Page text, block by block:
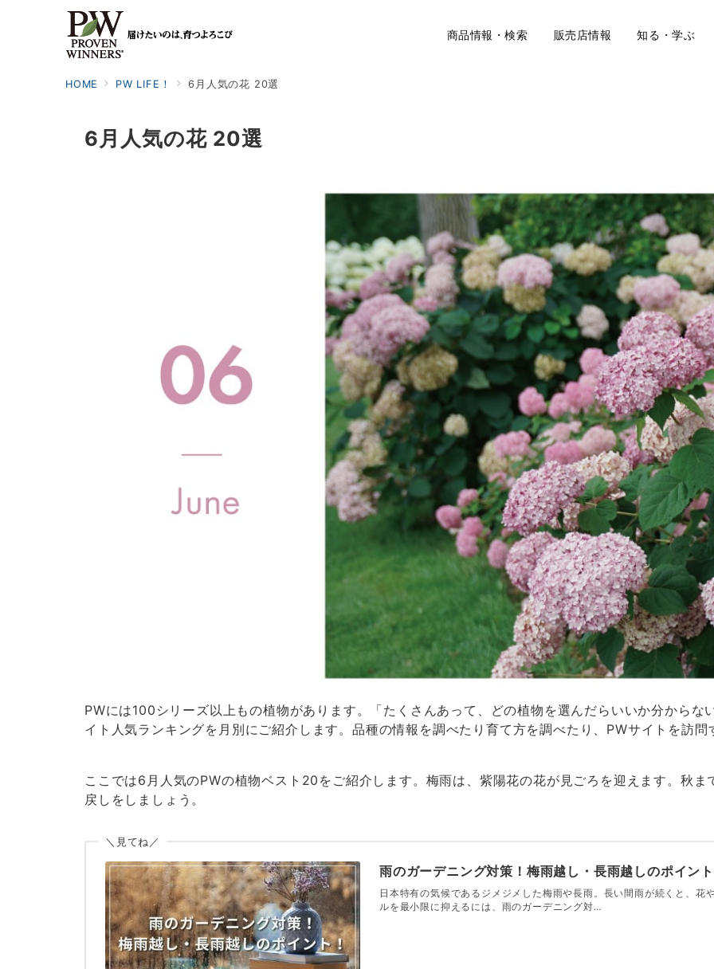
商品情報・検索 販売店情報 知る・学ぶ
HOME PW LIFE！ 6月人気の花 20選
6月人気の花 20選
PWには100シリーズ以上もの植物があります。「たくさんあって、どの植物を選んだらいいか分から
イト人気ランキングを月別にご紹介します。品種の情報を調べたり育て方を調べたり、PWサイトを訪
ここでは6月人気のPWの植物ベスト20をご紹介します。梅雨は、紫陽花の花が見ごろを迎えます。秋
戻しをしましょう。
＼見てね／
雨のガーデニング対策！梅雨越し・長雨越しのポイン
日本特有の気候であるジメジメした梅雨や長雨。長い間雨が続くと、
ルを最小限に抑えるには、雨のガーデニング対…